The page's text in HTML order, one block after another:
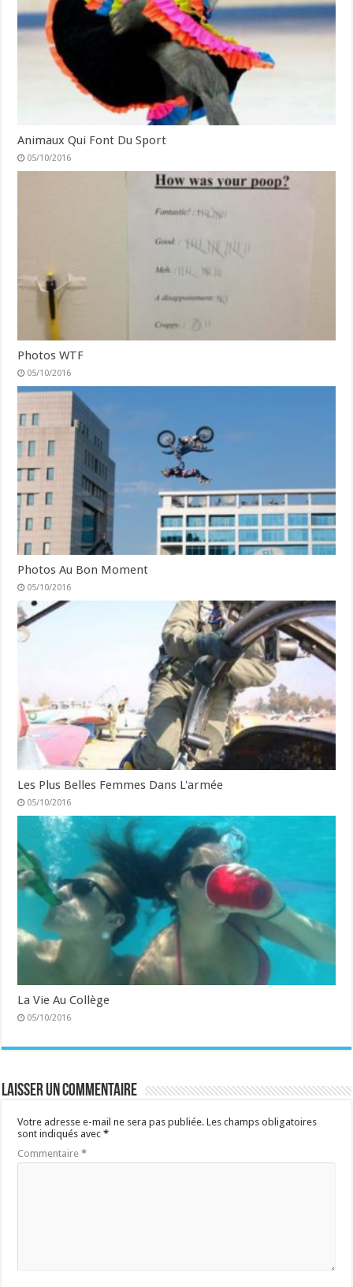
Animaux Qui Font Du Sport
05/10/2016
Photos WTF
05/10/2016
Photos Au Bon Moment
05/10/2016
Les Plus Belles Femmes Dans L'armée
05/10/2016
La Vie Au Collège
05/10/2016
Laisser un commentaire
Votre adresse e-mail ne sera pas publiée. Les champs obligatoires
sont indiqués avec*
Commentaire*